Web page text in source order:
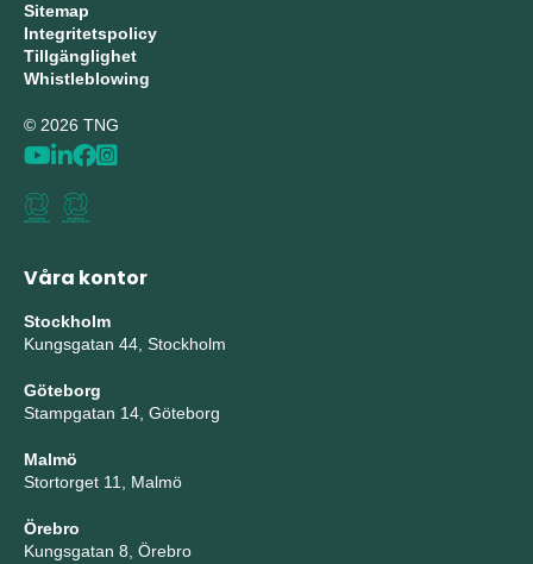
Sitemap
Integritetspolicy
Tillgänglighet
Whistleblowing
© 2026 TNG
Våra kontor
Stockholm
Kungsgatan 44, Stockholm
Göteborg
Stampgatan 14, Göteborg
Malmö
Stortorget 11, Malmö
Örebro
Kungsgatan 8, Örebro